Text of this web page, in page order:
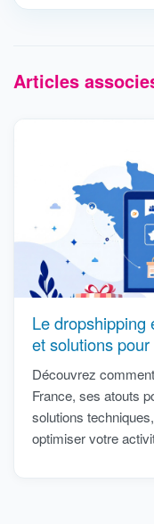
Articles
Le dropshipping
et solutions
Découvrez
France, ses atouts
solutions
optimiser votre